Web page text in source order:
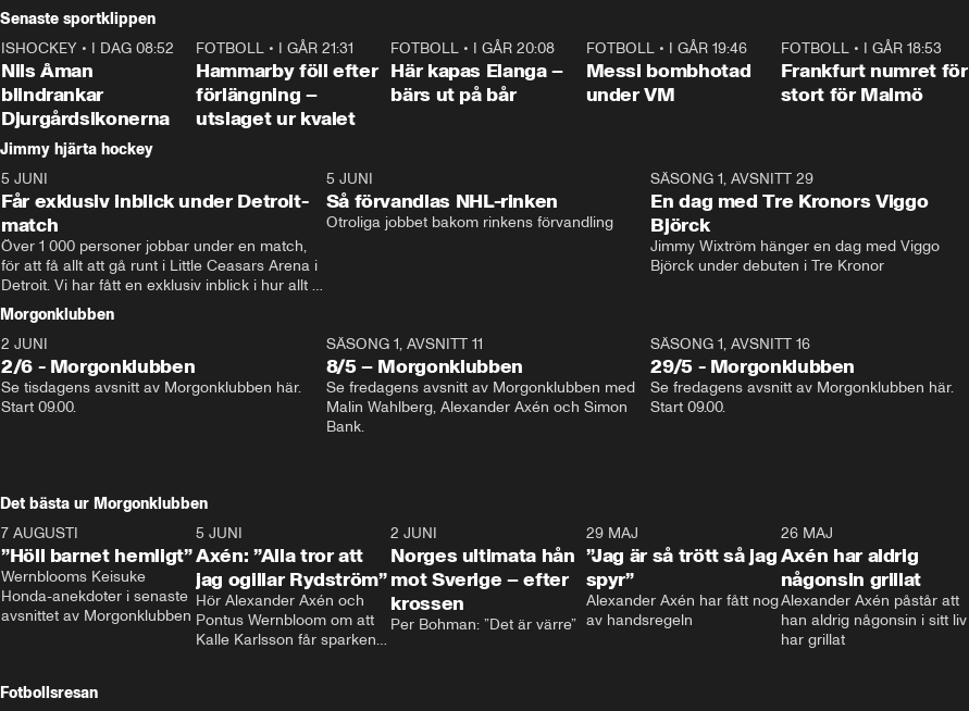
Senaste sportklippen
1:08
ISHOCKEY • I DAG 08:52
Nils Åman
blindrankar
Djurgårdsikonerna
FOTBOLL • I GÅR 21:31
Hammarby föll efter
förlängning –
utslaget ur kvalet
FOTBOLL • I GÅR 20:08
Här kapas Elanga –
bärs ut på bår
FOTBOLL• I GÅR 19:46
Messi bombhotad
under VM
FOTBOLL• I GÅR 18:53
Frankfurt numret för
stort för Malmö
Jimmy hjärta hockey
5 JUNI
Får exklusiv inblick under Detroit-
match
Över 1 000 personer jobbar under en match,
för att få allt att gå runt i Little Ceasars Arena i
Detroit. Vi har fått en exklusiv inblick i hur allt
fungerar inför och under match i världens
bästa hockeyliga
1:04
5 JUNI
Så förvandlas NHL-rinken
Otroliga jobbet bakom rinkens förvandling
SÄSONG 1, AVSNITT 29
En dag med Tre Kronors Viggo
Björck
Jimmy Wixtröm hänger en dag med Viggo
Björck under debuten i Tre Kronor
Morgonklubben
2 JUNI
2/6 - Morgonklubben
Se tisdagens avsnitt av Morgonklubben här.
SÄSONG 1, AVSNITT 11
8/5 – Morgonklubben
Se fredagens avsnitt av Morgonklubben med
Malin Wahlberg, Alexander Axén och Simon
Bank.
SÄSONG 1, AVSNITT 16
29/5 - Morgonklubben
Se fredagens avsnitt av Morgonklubben här.
Det bästa ur Morgonklubben
1:14
7 AUGUSTI
”Höll barnet hemligt”
Wernblooms Keisuke
Honda-anekdoter i senaste
avsnittet av Morgonklubben
0:44
5 JUNI
Axén: ”Alla tror att
jag ogillar Rydström”
Hör Alexander Axén och
Pontus Wernbloom om att
Kalle Karlsson får sparken
2 JUNI
Norges ultimata hån
mot Sverige – efter
krossen
Per Bohman: ”Det är värre”
29 MAJ
”Jag är så trött så jag
spyr”
Alexander Axén har fått nog
av handsregeln
26 MAJ
Axén har aldrig
någonsin grillat
Alexander Axén påstår att
han aldrig någonsin i sitt liv
har grillat
Fotbollsresan